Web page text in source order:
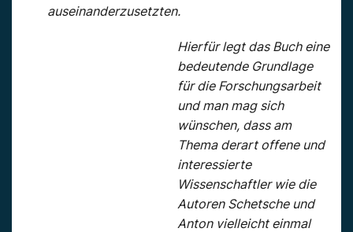
auseinanderzusetzten.
Hierfür legt das Buch eine
bedeutende Grundlage
für die Forschungsarbeit
und man mag sich
wünschen, dass am
Thema derart offene und
interessierte
Wissenschaftler wie die
Autoren Schetsche und
Anton vielleicht einmal